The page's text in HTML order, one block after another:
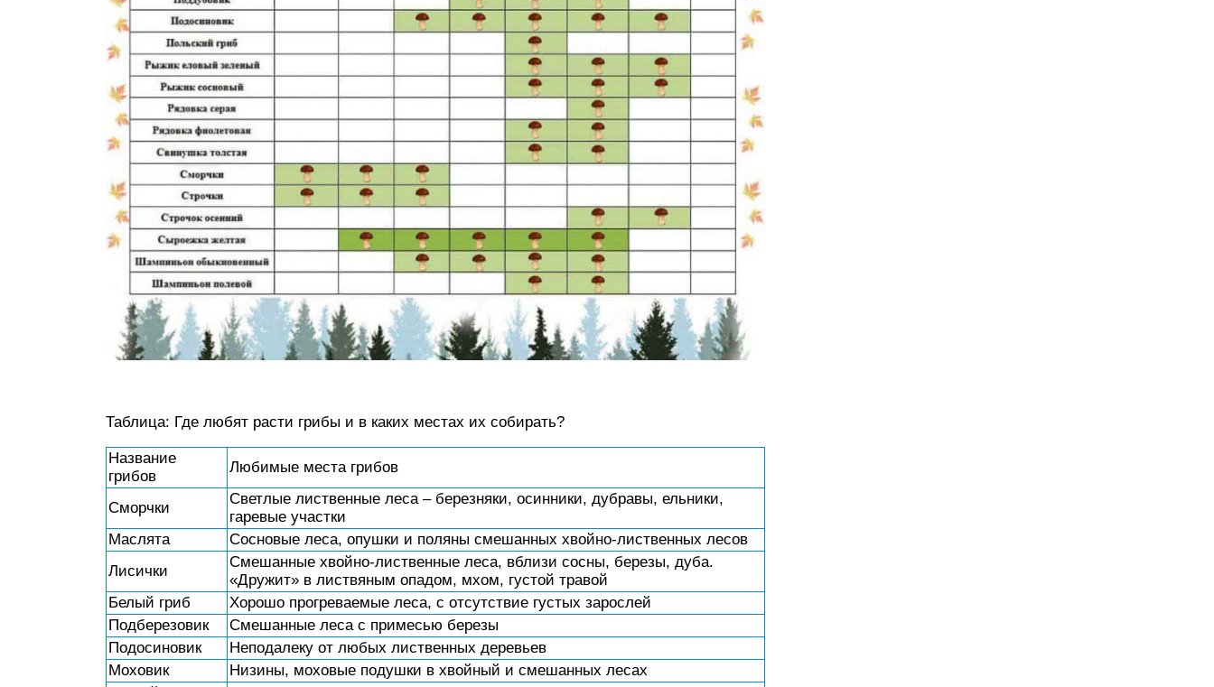
Таблица: Где любят расти грибы и в каких местах их собирать?
Название
грибов
Любимые места грибов
Сморчки
Светлые лиственные леса – березняки, осинники, дубравы, ельники,
гаревые участки
Маслята
Сосновые леса, опушки и поляны смешанных хвойно-лиственных лесов
Лисички
Смешанные хвойно-лиственные леса, вблизи сосны, березы, дуба.
«Дружит» в листвяным опадом, мхом, густой травой
Белый гриб
Хорошо прогреваемые леса, с отсутствие густых зарослей
Подберезовик
Смешанные леса с примесью березы
Подосиновик
Неподалеку от любых лиственных деревьев
Моховик
Низины, моховые подушки в хвойный и смешанных лесах